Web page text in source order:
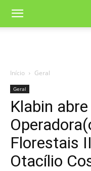
Início Geral
Geral
Klabin
Florestais
Otacílio